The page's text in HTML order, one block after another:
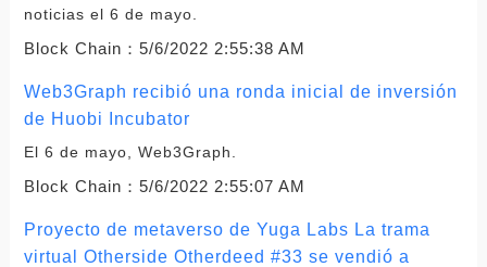
noticias el 6 de mayo.
Block Chain： 5/6/2022 2:55:38 AM
Web3Graph recibió una ronda inicial de inversión
de Huobi Incubator
El 6 de mayo, Web3Graph.
Block Chain： 5/6/2022 2:55:07 AM
Proyecto de metaverso de Yuga Labs La trama
virtual Otherside Otherdeed #33 se vendió a